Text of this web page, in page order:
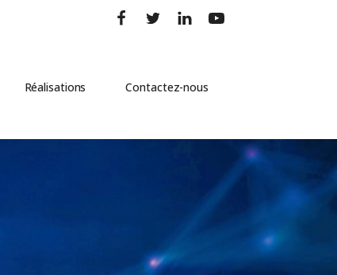
Réalisations Contactez-nous